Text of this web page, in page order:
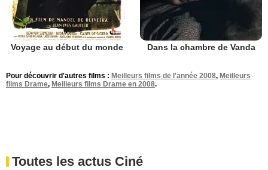
Voyage au début du monde Dans la chambre de Vanda
Pour découvrir d'autres films : Meilleurs films de l'année 2008, Meilleurs
films Drame, Meilleurs films Drame en 2008.
Toutes les actus Ciné